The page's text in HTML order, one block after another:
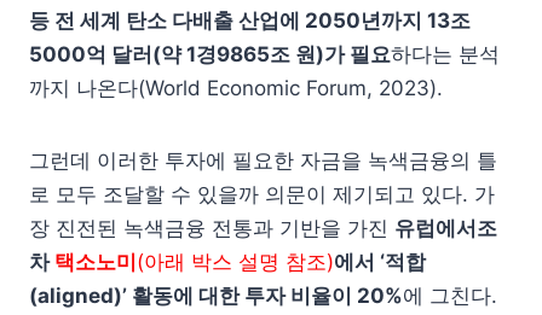
등 전 세계 탄소 다배출 산업에 2050년까지 13조
5000억 달러(약 1경9865조 원)가 필요하다는 분석
까지 나온다(World Economic Forum, 2023).
그런데 이러한 투자에 필요한 자금을 녹색금융의 틀
로 모두 조달할 수 있을까 의문이 제기되고 있다. 가
장 진전된 녹색금융 전통과 기반을 가진 유럽에서조
차 택소노미(아래 박스 설명 참조)에서 ‘적합
(aligned)’ 활동에 대한 투자 비율이 20%에 그친다.